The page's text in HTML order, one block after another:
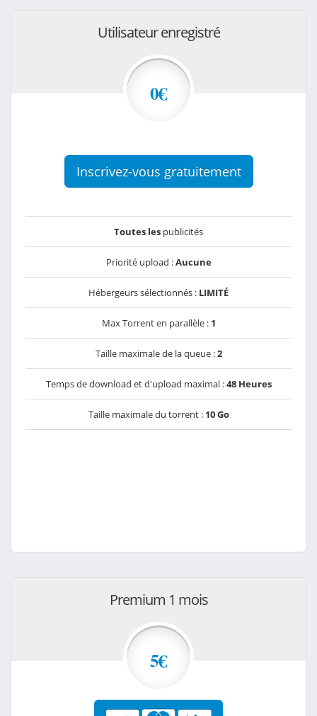
Utilisateur enregistré
0€
Inscrivez-vous gratuitement
Toutes les publicités
Priorité upload :Aucune
Hébergeurs sélectionnés : LIMITÉ
Max Torrent en parallèle : 1
Taille maximale de la queue :2
Temps de download et d'upload maximal :48 Heures
Taille maximale du torrent : 10 Go
Premium 1 mois
5€